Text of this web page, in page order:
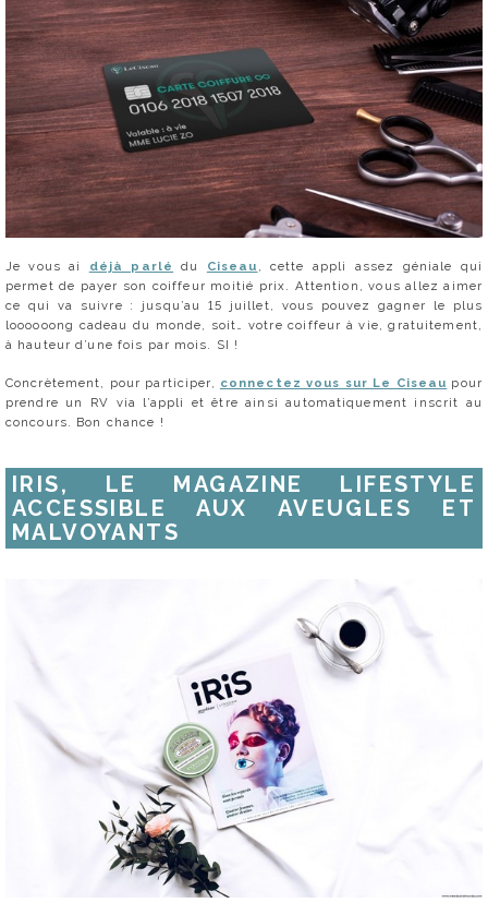
Je vous ai déjà parlé du Ciseau , cette appli assez géniale qui
permet de payer son coiffeur moitié prix. Attention, vous allez aimer
ce qui va suivre : jusqu’au 15 juillet, vous pouvez gagner le plus
loooooong cadeau du monde, soit… votre coiffeur à vie, gratuitement,
à hauteur d’une fois par mois. SI !
Concrètement, pour participer, connectez vous sur Le Ciseau pour
prendre un RV via l’appli et être ainsi automatiquement inscrit au
concours. Bon chance !
IRIS, LE MAGAZINE LIFESTYLE
ACCESSIBLE AUX AVEUGLES ET
MALVOYANTS